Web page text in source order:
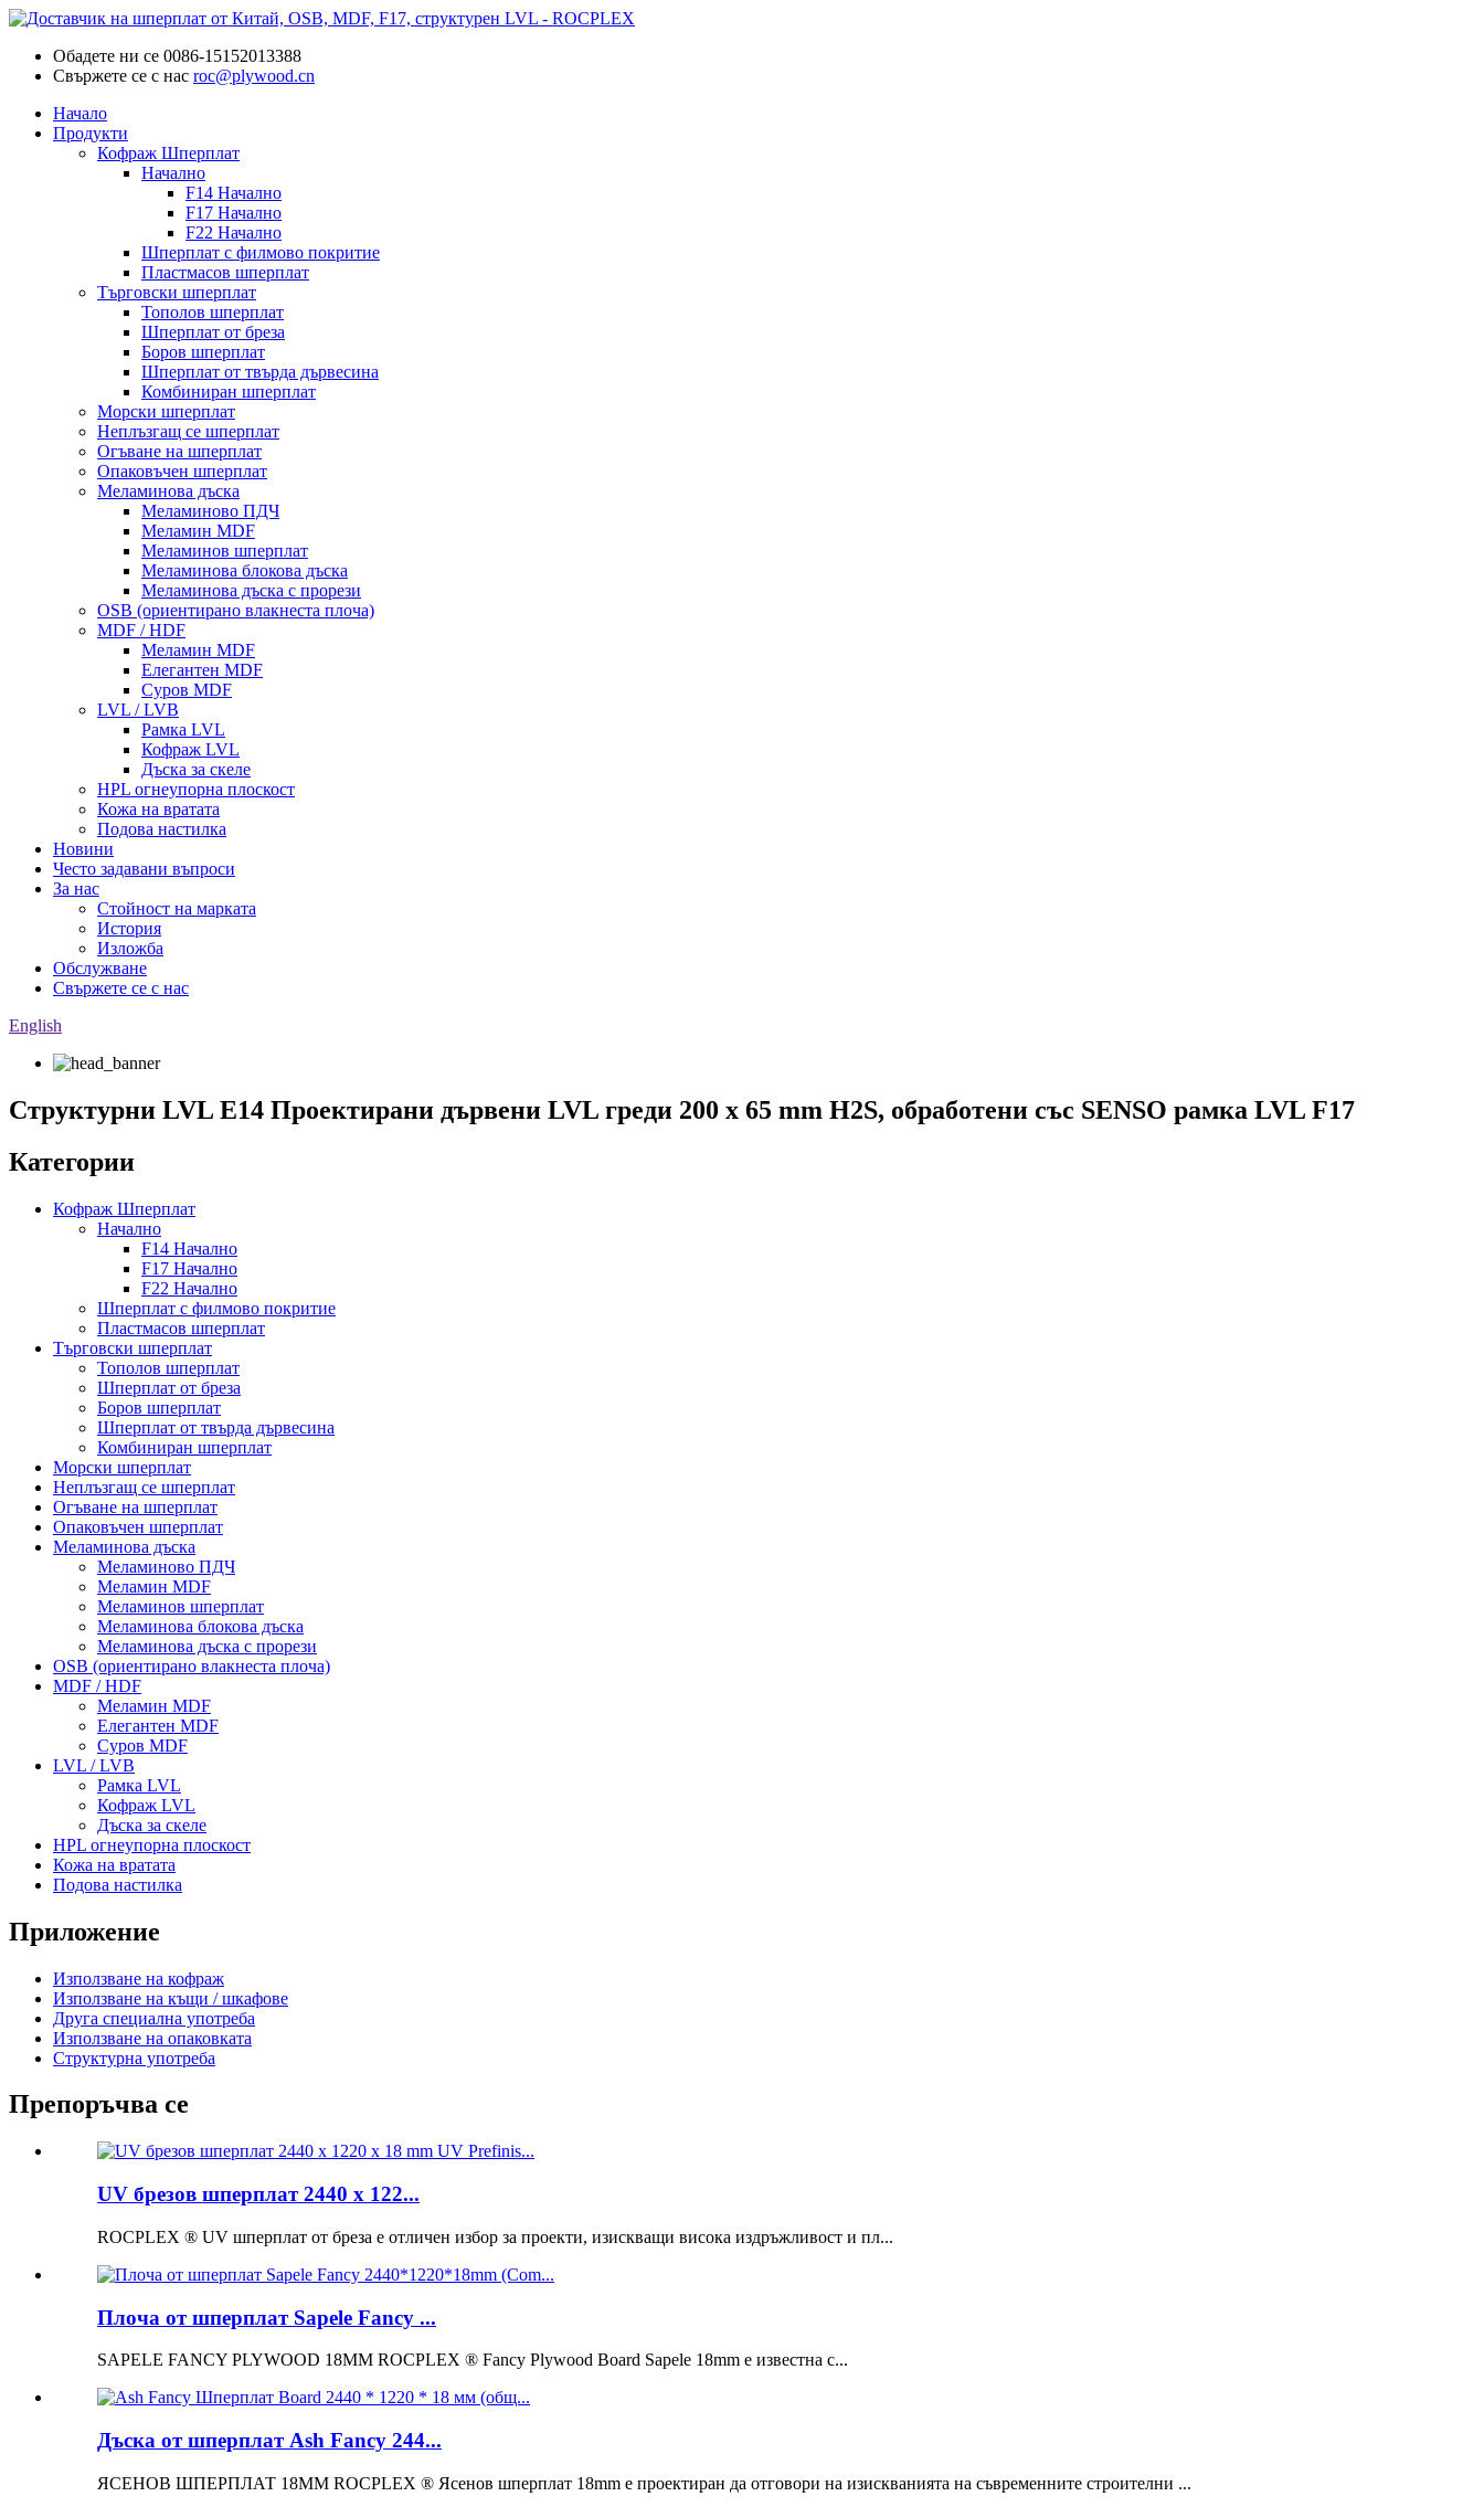
Обадете ни се 0086-15152013388
Свържете се с нас roc@plywood.cn
Начало
Продукти
Кофраж Шперплат
Начално
F14 Начално
F17 Начално
F22 Начално
Шперплат с филмово покритие
Пластмасов шперплат
Търговски шперплат
Тополов шперплат
Шперплат от бреза
Боров шперплат
Шперплат от твърда дървесина
Комбиниран шперплат
Морски шперплат
Неплъзгащ се шперплат
Огъване на шперплат
Опаковъчен шперплат
Меламинова дъска
Меламиново ПДЧ
Меламин MDF
Меламинов шперплат
Меламинова блокова дъска
Меламинова дъска с прорези
OSB (ориентирано влакнеста плоча)
MDF / HDF
Меламин MDF
Елегантен MDF
Суров MDF
LVL / LVB
Рамка LVL
Кофраж LVL
Дъска за скеле
HPL огнеупорна плоскост
Кожа на вратата
Подова настилка
Новини
Често задавани въпроси
За нас
Стойност на марката
История
Изложба
Обслужване
Свържете се с нас
English
Структурни LVL E14 Проектирани дървени LVL греди 200 x 65 mm H2S, обработени със SENSO рамка LVL F17
Категории
Кофраж Шперплат
Начално
F14 Начално
F17 Начално
F22 Начално
Шперплат с филмово покритие
Пластмасов шперплат
Търговски шперплат
Тополов шперплат
Шперплат от бреза
Боров шперплат
Шперплат от твърда дървесина
Комбиниран шперплат
Морски шперплат
Неплъзгащ се шперплат
Огъване на шперплат
Опаковъчен шперплат
Меламинова дъска
Меламиново ПДЧ
Меламин MDF
Меламинов шперплат
Меламинова блокова дъска
Меламинова дъска с прорези
OSB (ориентирано влакнеста плоча)
MDF / HDF
Меламин MDF
Елегантен MDF
Суров MDF
LVL / LVB
Рамка LVL
Кофраж LVL
Дъска за скеле
HPL огнеупорна плоскост
Кожа на вратата
Подова настилка
Приложение
Използване на кофраж
Използване на къщи / шкафове
Друга специална употреба
Използване на опаковката
Структурна употреба
Препоръчва се
UV брезов шперплат 2440 x 122...
ROCPLEX ® UV шперплат от бреза е отличен избор за проекти, изискващи висока издръжливост и пл...
Плоча от шперплат Sapele Fancy ...
SAPELE FANCY PLYWOOD 18MM ROCPLEX ® Fancy Plywood Board Sapele 18mm е известна с...
Дъска от шперплат Ash Fancy 244...
ЯСЕНОВ ШПЕРПЛАТ 18MM ROCPLEX ® Ясенов шперплат 18mm е проектиран да отговори на изискванията на съвременните строителни ...